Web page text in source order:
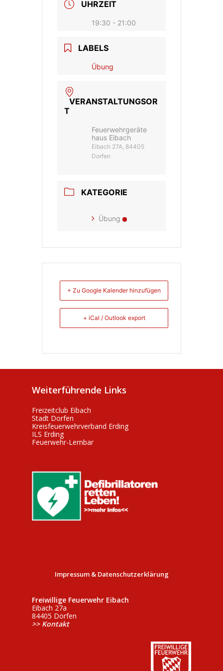
UHRZEIT
19:30 - 21:00
LABELS
Übung
VERANSTALTUNGSOR
T
Feuerwehrgeräte
haus Eibach
Eibach 27A, 84405
Dorfen
KATEGORIE
Übung
+ Zu Google Kalender hinzufügen
+ iCal / Outlook export
Weiterführende Links
Freizeitclub Eibach
Stadt Dorfen
Kreisfeuerwehrverband Erding
ILS Erding
Feuerwehr-Lernbar
Impressum & Datenschutzerklärung
Freiwillige Feuerwehr Eibach
Eibach 27a
84405 Dorfen
>> Kontakt